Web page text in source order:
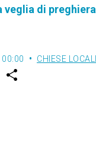
veglia di preghiera
00:00 CHIESE LOCALI
w